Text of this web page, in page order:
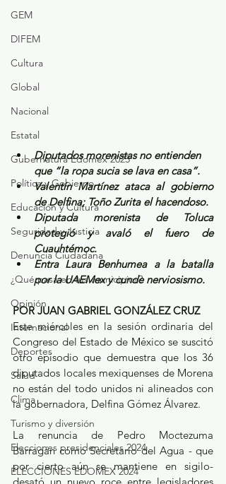
GEM
DIFEM
Cultura
Global
Nacional
Estatal
Gubernatura Edoméx 2023
Política y Gobierno
Educación y Cultura
Seguridad y Justicia
Denuncia Ciudadana
¿Qué pasa en tus municipios?
Opinión
Internacional
Deportes
Salud
Clima
Turismo y diversión
Elecciones presidenciales 2024
ELECCIONES EDOMEX 2024
Diputados morenistas no entienden
que “la ropa sucia se lava en casa”.
Valentín Martínez ataca al gobierno
de Delfina; Toño Zurita el hacendoso.
Diputada morenista de Toluca
protegió y avaló el fuero de
Cuauhtémoc.
Entra Laura Benhumea a la batalla
por la UAEMex y cunde nerviosismo.
POR JUAN GABRIEL GONZÁLEZ CRUZ
Este miércoles en la sesión ordinaria del
Congreso del Estado de México se suscitó
otro episodio que demuestra que los 36
diputados locales mexiquenses de Morena
no están del todo unidos ni alineados con
la gobernadora, Delfina Gómez Álvarez.
La renuncia de Pedro Moctezuma
Barragán como Secretario del Agua - que
por cierto aún se mantiene en sigilo-